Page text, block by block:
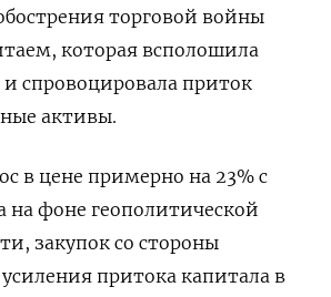
торговой войны
которая всполошила
спровоцировала приток
активы.
в цене примерно на 23% с
на фоне геополитической
закупок со стороны
притока капитала в